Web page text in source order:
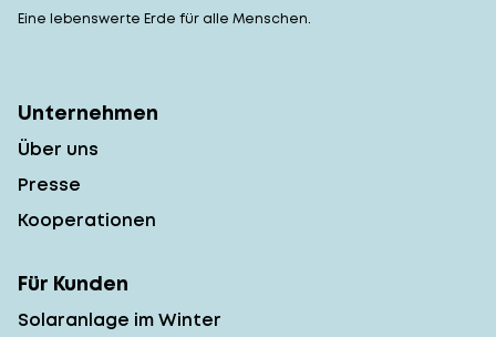
Eine lebenswerte Erde für alle Menschen.
Unternehmen
Über uns
Presse
Kooperationen
Für Kunden
Solaranlage im Winter